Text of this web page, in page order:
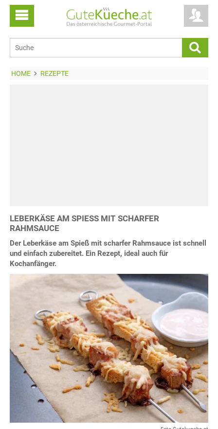
HOME REZEPTE
LEBERKÄSE AM SPIESS MIT SCHARFER R
AHMSAUCE
Der Leberkäse am Spieß mit scharfer Rahmsauce ist schnell
und einfach zubereitet. Ein Rezept, ideal auch für
Kochanfänger.